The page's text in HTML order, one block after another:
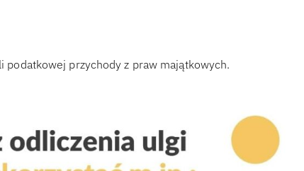
podatkowej przychody z praw majątkowych.